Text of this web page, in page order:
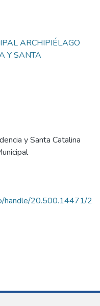
ARCHIPIÉLAGO
Y SANTA
y Santa Catalina
handle/20.500.14471/2